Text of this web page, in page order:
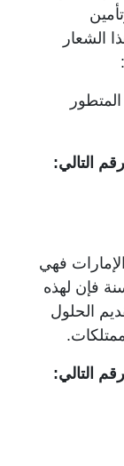
الشعار
التالي:
فهي
ذو خبرة عالية دامت لمدة ٤٤ سنة فإن لهذه
الحلول
التالي: